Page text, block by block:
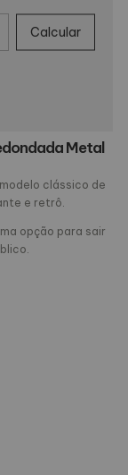
Calcular
Metal
clássico de
e retrô.
opção para sair